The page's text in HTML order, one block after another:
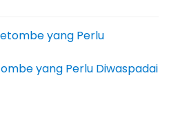
yang Perlu Diwaspadai